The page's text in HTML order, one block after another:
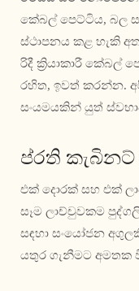
කේබල් පෙට්ටිය, බල
ස්ථාපනය කළ හැකි
රිදී ක්‍රියාකාරී කේබල්
රහිත, ඉවත් කරන්න.
සංයමයකින් යුත්
ප්රති
එක් දොරක් සහ එක්
සෑම ලාච්චුවකම
සඳහා සංයෝජන
යතුර ගැනීමට අමතක